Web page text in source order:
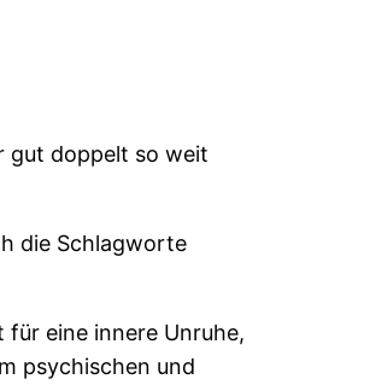
gut doppelt so weit
die Schlagworte
für eine innere Unruhe,
psychischen und